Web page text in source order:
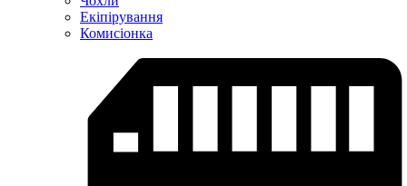
Екіпірування
Комисіонка